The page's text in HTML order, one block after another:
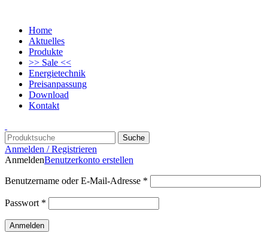
Home
Aktuelles
Produkte
>> Sale <<
Energietechnik
Preisanpassung
Download
Kontakt
Suche
Anmelden / Registrieren
AnmeldenBenutzerkonto erstellen
Benutzername oder E-Mail-Adresse *
Passwort *
Anmelden